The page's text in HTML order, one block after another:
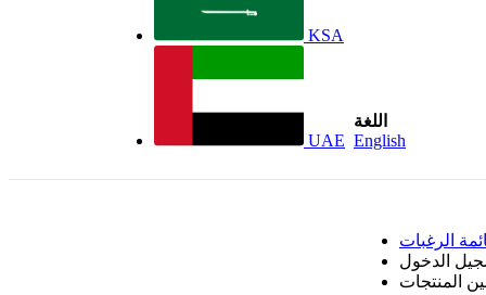
KSA
UAE
اللغة
English
الرغبات
الدخول
المنتجات